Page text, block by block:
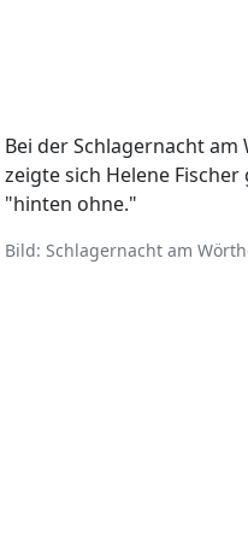
Bei der Schlagernacht am
zeigte sich Helene Fischer
"hinten ohne."
Bild: Schlagernacht am